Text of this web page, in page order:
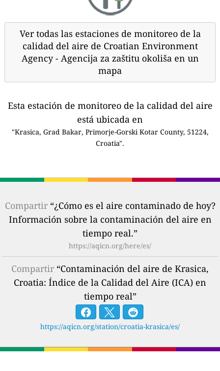
Ver todas las estaciones de monitoreo de la
calidad del aire de Croatian Environment
Agency - Agencija za zaštitu okoliša en un
mapa
Esta estación de monitoreo de la calidad del aire
está ubicada en
"Krasica, Grad Bakar, Primorje-Gorski Kotar County, 51224,
Croatia".
Compartir“¿Cómo es el aire contaminado de hoy?
Información sobre la contaminación del aire en
tiempo real.”
https://aqicn.org/here/es/
Compartir “Contaminación del aire de Krasica,
Croatia: Índice de la Calidad del Aire (ICA) en
tiempo real”
https://aqicn.org/station/croatia-krasica/es/